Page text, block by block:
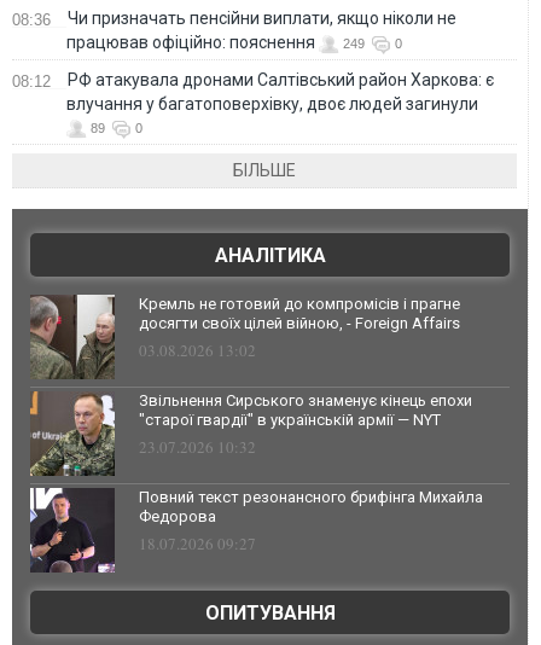
08:36
Чи призначать пенсійни виплати, якщо ніколи не
працював офіційно: пояснення
249 0
08:12
РФ атакувала дронами Салтівський район Харкова: є
влучання у багатоповерхівку, двоє людей загинули
89 0
БІЛЬШЕ
АНАЛІТИКА
Кремль не готовий до компромісів і прагне
досягти своїх цілей війною, - Foreign Affairs
03.08.2026 13:02
Звільнення Сирського знаменує кінець епохи
"старої гвардії" в українській армії — NYT
23.07.2026 10:32
Повний текст резонансного брифінга Михайла
Федорова
18.07.2026 09:27
ОПИТУВАННЯ